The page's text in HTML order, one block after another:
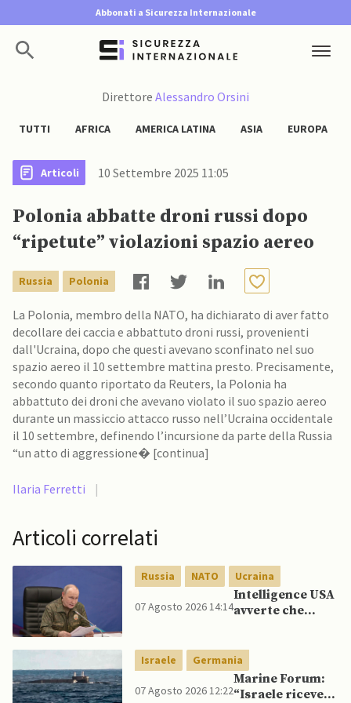
Abbonati a Sicurezza Internazionale
Direttore Alessandro Orsini
TUTTI AFRICA AMERICA LATINA ASIA EUROPA
Articoli 10 Settembre 2025 11:05
Polonia abbatte droni russi dopo
“ripetute” violazioni spazio aereo
Russia Polonia
La Polonia, membro della NATO, ha dichiarato di aver fatto
decollare dei caccia e abbattuto droni russi, provenienti
dall'Ucraina, dopo che questi avevano sconfinato nel suo
spazio aereo il 10 settembre mattina presto. Precisamente,
secondo quanto riportato da Reuters, la Polonia ha
abbattuto dei droni che avevano violato il suo spazio aereo
durante un massiccio attacco russo nell’Ucraina occidentale
il 10 settembre, definendo l’incursione da parte della Russia
“un atto di aggressione� [continua]
Ilaria Ferretti |
Articoli correlati
Russia NATO Ucraina
07 Agosto 2026 14:14
Intelligence USA
avverte che
mentre è ancora
impegnato in
Ucraina
Israele Germania
07 Agosto 2026 12:22
Marine Forum:
“Israele riceve